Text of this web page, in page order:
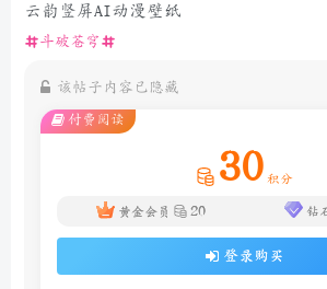
云韵竖屏AI动漫壁纸
斗破苍穹
该帖子内容已隐藏
付费阅读
30 积分
黄金会员 20 钻
登录购买